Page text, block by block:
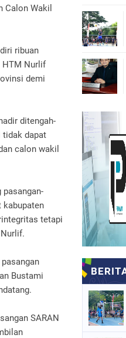
Calon Wakil
ribuan
HTM Nurlif
demi
ditengah-
tidak dapat
calon wakil
kabupaten
tetapi
Bustami
SARAN